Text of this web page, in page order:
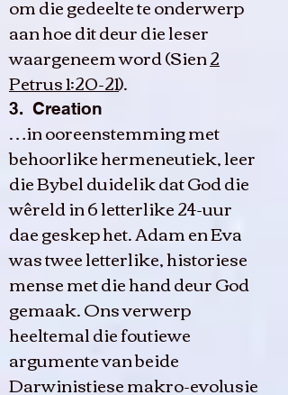
om die gedeelte te onderwerp
aan hoe dit deur die leser
waargeneem word (Sien2
Petrus 1:20-21).
3. Creation
…in ooreenstemming met
behoorlike hermeneutiek, leer
die Bybel duidelik dat God die
wêreld in 6 letterlike 24-uur
dae geskep het. Adam en Eva
was twee letterlike, historiese
mense met die hand deur God
gemaak. Ons verwerp
heeltemal die foutiewe
argumente van beide
Darwinistiese makro-evolusie